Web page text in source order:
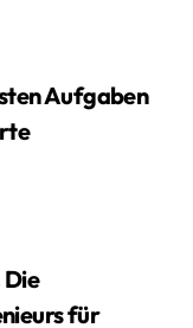
Aufgaben
Die
für